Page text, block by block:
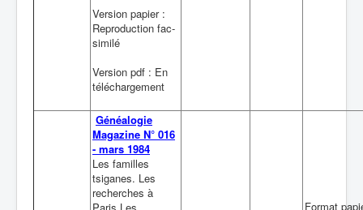
Version papier :
Reproduction fac-
similé
Version pdf : En
téléchargement
Généalogie
Magazine N° 016
- mars 1984
Les familles
tsiganes. Les
recherches à
Format